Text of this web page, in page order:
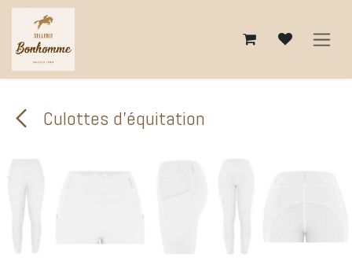
Se rendre au contenu
Culottes d'équitation